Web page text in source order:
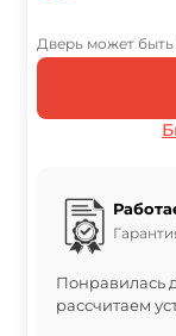
Дверь может
Понравилась
рассчитаем